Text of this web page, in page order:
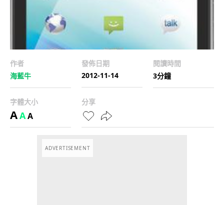
作者
海藍牛
發佈日期
2012-11-14
閱讀時間
3分鐘
字體大小
AAA
分享
ADVERTISEMENT